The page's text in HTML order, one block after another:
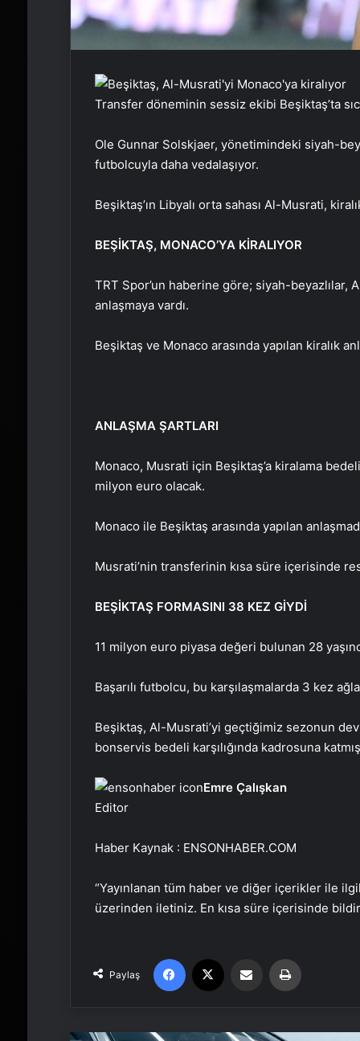
Transfer döneminin sessiz ekibi Beşiktaş’ta
Ole Gunnar Solskjaer, yönetimindeki siyah-
futbolcuyla daha vedalaşıyor.
Beşiktaş’ın Libyalı orta sahası Al-Musrati,
BEŞİKTAŞ, MONACO’YA KİRALIYOR
TRT Spor’un haberine göre; siyah-beyazlılar,
anlaşmaya vardı.
Beşiktaş ve Monaco arasında yapılan kiralık
ANLAŞMA ŞARTLARI
Monaco, Musrati için Beşiktaş’a kiralama
milyon euro olacak.
Monaco ile Beşiktaş arasında yapılan
Musrati’nin transferinin kısa süre içerisinde
BEŞİKTAŞ FORMASINI 38 KEZ GİYDİ
11 milyon euro piyasa değeri bulunan 28
Başarılı futbolcu, bu karşılaşmalarda 3 kez
Beşiktaş, Al-Musrati’yi geçtiğimiz sezonun
bonservis bedeli karşılığında kadrosuna
Emre Çalışkan
Editor
Haber Kaynak : ENSONHABER.COM
“Yayınlanan tüm haber ve diğer içerikler ile
üzerinden iletiniz. En kısa süre içerisinde
Paylaş
Facebook Email'den paylaş